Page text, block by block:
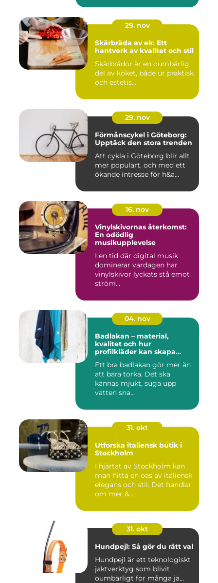
29. nov
Skärbräda av ek: Ett
hantverk av kvalitet och stil
Skärbrädor är en oumbärlig
del av köket, både ur praktisk
och estetis...
29. nov
Förmånscykel i Göteborg:
Upptäck den stora trenden
Att cykla i Göteborg blir allt
mer populärt, och med ett
ökande intresse för h&a...
16. nov
Vinylskivornas återkomst:
En odödlig
musikupplevelse
I en tid där digital musik
dominerar vardagen har
vinylskivor lyckats stå emot
ström...
04. nov
Badlakan – material,
kvalitet och hur
profilkläder kan skapa
Ett bra badlakan gör mer än
att bara torka. Det ska
kännas mjukt, suga upp
vatten sna...
31. okt
Utforska italiensk butik i
Stockholm
I hjärtat av Stockholm kan
man hitta en oas av italiensk
elegans och stil. Det handlar
om mer &...
31. okt
Hundpejl: Så gör du rätt val
Hundpejl är ett teknologiskt
jaktverktyg som blivit
oumbärligt för många jä...